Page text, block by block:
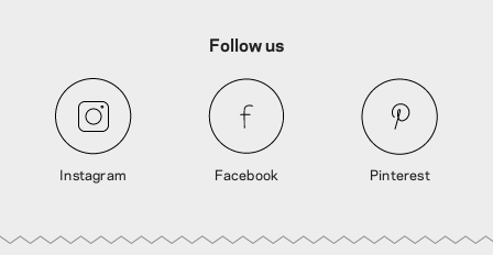
Follow us
Instagram Facebook Pinterest